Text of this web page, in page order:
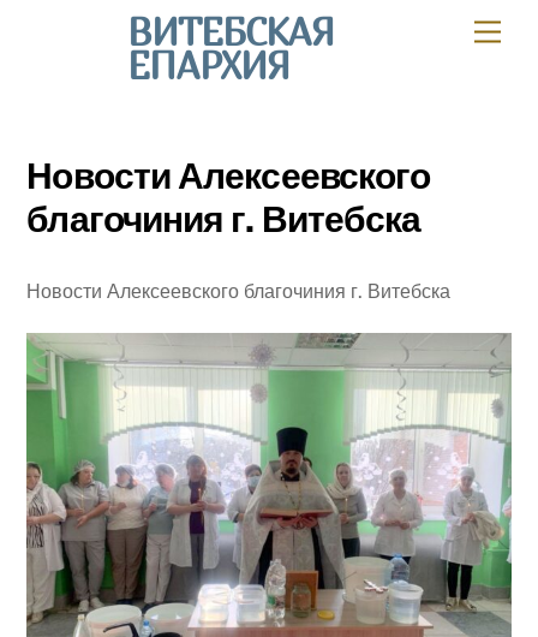
ВИТЕБСКАЯ
ЕПАРХИЯ
Новости Алексеевского
благочиния г. Витебска
Новости Алексеевского благочиния г. Витебска